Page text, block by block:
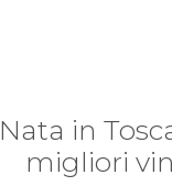
Nata in
migliori